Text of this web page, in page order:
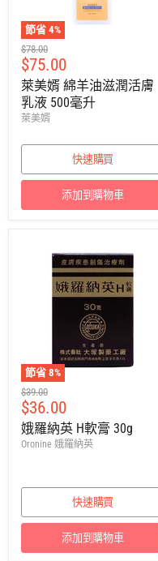
節省 4%
建
議
零
售
價
$78.00
售
價
$75.00
萊美婿 綿羊油滋潤活膚
乳液 500毫升
萊美婿
快速購買
添加到購物車
節省 8%
建
議
零
售
價
$39.00
售
價
$36.00
娥羅納英 H軟膏 30g
Oronine 娥羅納英
快速購買
添加到購物車